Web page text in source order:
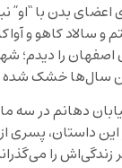
اعضای بدن با
و سالاد کاهو و
اصفهان را دیدم؛
سال‌ها خشک شده
دهانم در سه
با نام “هیجدهم مهر
زندگی‌اش را